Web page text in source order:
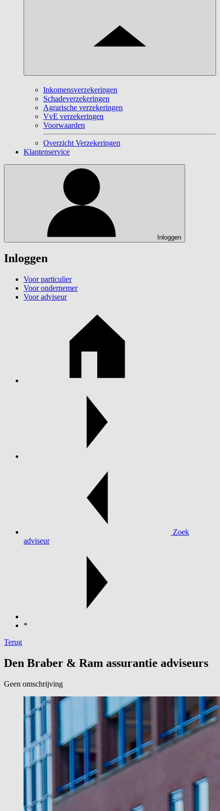
Inkomensverzekeringen
Schadeverzekeringen
Agrarische verzekeringen
VvE verzekeringen
Voorwaarden
Overzicht Verzekeringen
Klantenservice
Inloggen
Inloggen
Voor particulier
Voor ondernemer
Voor adviseur
Zoek
adviseur
*
Terug
Den Braber & Ram assurantie adviseurs
Geen omschrijving